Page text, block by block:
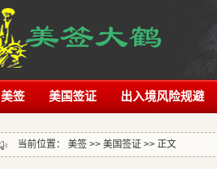
美签 美国签证 出入境风险规避
当前位置： 美签 >> 美国签证 >> 正文